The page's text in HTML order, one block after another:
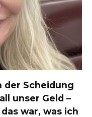
der Scheidung
unser Geld –
war, was ich